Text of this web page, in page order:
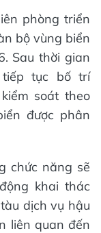
phòng triển
bộ vùng biển
Sau thời gian
tục bố trí
soát theo
được phân
chức năng sẽ
khai thác
dịch vụ hậu
liên quan đến